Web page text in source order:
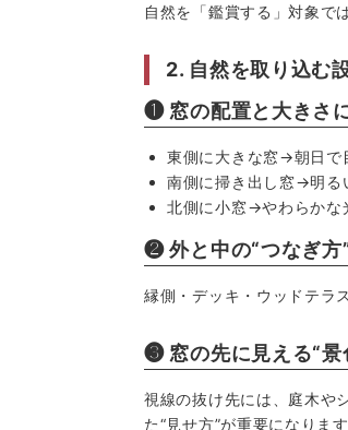
自然を「鑑賞する」対象で
2. 自然を取り込む
❶ 窓の配置と大きさ
東側に大きな窓→朝日で
南側に掃き出し窓→明る
北側に小窓→やわらかな
❷ 外と中の“つなぎ方
縁側・デッキ・ウッドテラ
❸ 窓の先に見える“景
視線の抜け先には、庭木や
た“見せ方”が重要になります